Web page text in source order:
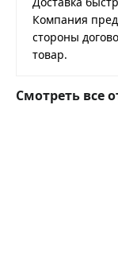
Компания
стороны
товар.
Смотреть все